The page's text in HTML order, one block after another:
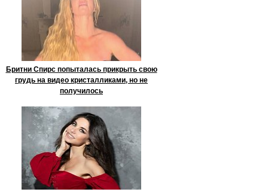
Бритни Спирс попыталась прикрыть свою
грудь на видео кристалликами, но не
получилось